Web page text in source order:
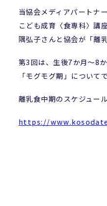
当協会メディアパートナ
こども成育〈食専科〉講
隅弘子さんと協会が「離
第3回は、生後7か月～8
「モグモグ期」についてで
離乳食中期のスケジュー
https://